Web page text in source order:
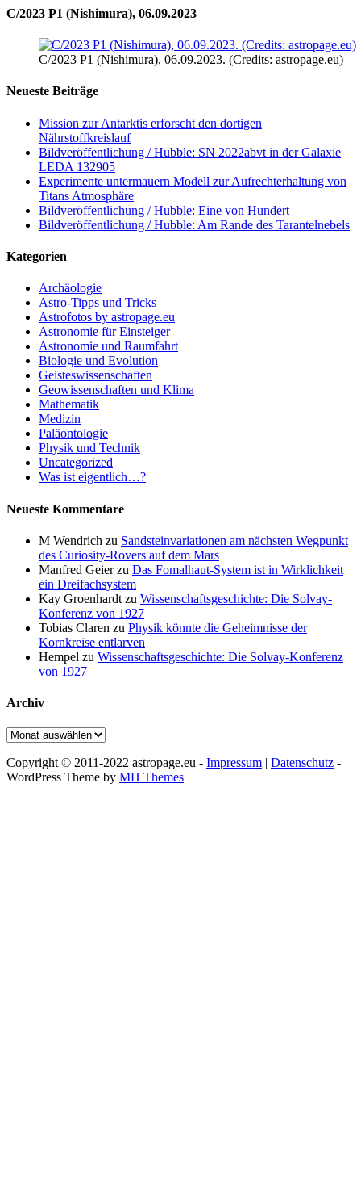
C/2023 P1 (Nishimura), 06.09.2023
C/2023 P1 (Nishimura), 06.09.2023. (Credits: astropage.eu)
Neueste Beiträge
Mission zur Antarktis erforscht den dortigen
Nährstoffkreislauf
Bildveröffentlichung / Hubble: SN 2022abvt in der Galaxie
LEDA 132905
Experimente untermauern Modell zur Aufrechterhaltung von
Titans Atmosphäre
Bildveröffentlichung / Hubble: Eine von Hundert
Bildveröffentlichung / Hubble: Am Rande des Tarantelnebels
Kategorien
Archäologie
Astro-Tipps und Tricks
Astrofotos by astropage.eu
Astronomie für Einsteiger
Astronomie und Raumfahrt
Biologie und Evolution
Geisteswissenschaften
Geowissenschaften und Klima
Mathematik
Medizin
Paläontologie
Physik und Technik
Uncategorized
Was ist eigentlich…?
Neueste Kommentare
M Wendrich zu Sandsteinvariationen am nächsten Wegpunkt
des Curiosity-Rovers auf dem Mars
Manfred Geierzu Das Fomalhaut-System ist in Wirklichkeit
ein Dreifachsystem
Kay Groenhardt zu Wissenschaftsgeschichte: Die Solvay-
Konferenz von 1927
Tobias Claren zu Physik könnte die Geheimnisse der
Kornkreise entlarven
Hempel zu Wissenschaftsgeschichte: Die Solvay-Konferenz
von 1927
Archiv
Archiv
Copyright © 2011-2022 astropage.eu - Impressum | Datenschutz -
WordPress Theme by MH Themes